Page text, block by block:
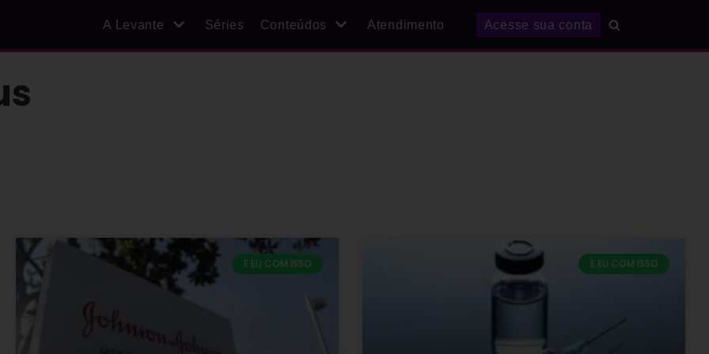
A Levante Séries Conteúdos Atendimento Acesse sua conta
E EU COM ISSO E EU COM ISSO